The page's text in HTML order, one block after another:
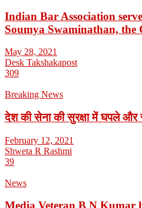
Indian Bar Association
Soumya Swaminathan, the
May 28, 2021
Desk Takshakapost
309
Breaking News
देश की सेना की सुरक्षा में घपले और
February 12, 2021
Shweta R Rashmi
39
News